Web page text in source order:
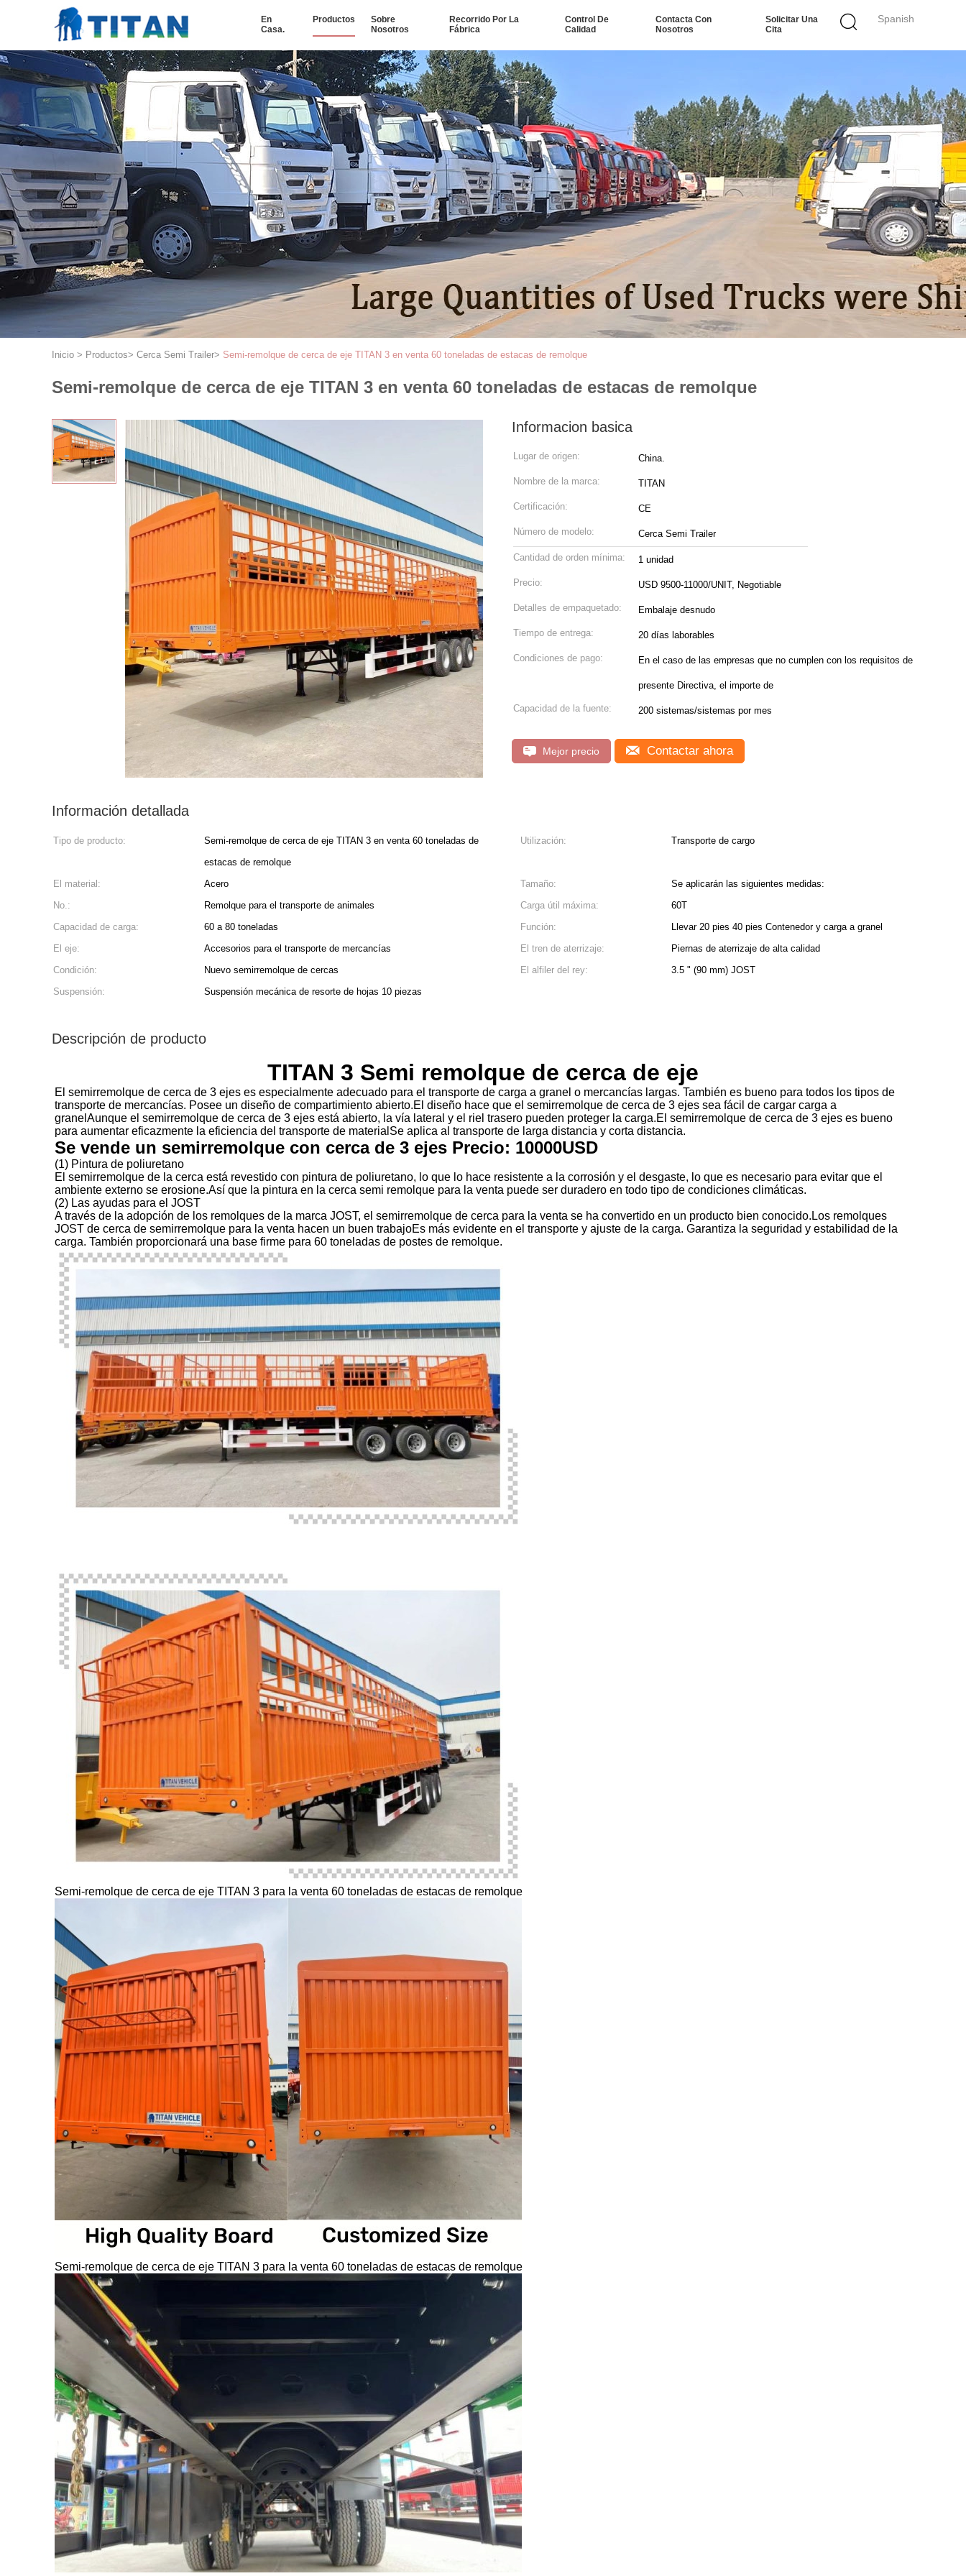
Spanish
En
Casa.
Productos
Sobre
Nosotros
Recorrido Por La
Fábrica
Control De
Calidad
Contacta Con
Nosotros
Solicitar Una
Cita
Inicio > Productos> Cerca Semi Trailer> Semi-remolque de cerca de eje TITAN 3 en venta 60 toneladas de estacas de remolque
Semi-remolque de cerca de eje TITAN 3 en venta 60 toneladas de estacas de remolque
Informacion basica
Lugar de origen: China.
Nombre de la marca: TITAN
Certificación: CE
Número de modelo: Cerca Semi Trailer
Cantidad de orden mínima: 1 unidad
Precio: USD 9500-11000/UNIT, Negotiable
Detalles de empaquetado: Embalaje desnudo
Tiempo de entrega: 20 días laborables
Condiciones de pago: En el caso de las empresas que no cumplen con los requisitos de la
presente Directiva, el importe de
Capacidad de la fuente: 200 sistemas/sistemas por mes
Mejor precio Contactar ahora
Información detallada
Tipo de producto:
Semi-remolque de cerca de eje TITAN 3 en venta 60 toneladas de
estacas de remolque
Utilización: Transporte de cargo
El material: Acero Tamaño:
Se aplicarán las siguientes medidas:
No.:
Remolque para el transporte de animales Carga útil máxima:
60T
Capacidad de carga:
60 a 80 toneladas Función:
Llevar 20 pies 40 pies Contenedor y carga a granel
El eje:
Accesorios para el transporte de mercancías El tren de aterrizaje:
Piernas de aterrizaje de alta calidad
Condición:
Nuevo semirremolque de cercas El alfiler del rey:
3.5 " (90 mm) JOST
Suspensión:
Suspensión mecánica de resorte de hojas 10 piezas
Descripción de producto
TITAN 3 Semi remolque de cerca de eje
El semirremolque de cerca de 3 ejes es especialmente adecuado para el transporte de carga a granel o mercancías largas. También es bueno para todos los tipos de
transporte de mercancías. Posee un diseño de compartimiento abierto.El diseño hace que el semirremolque de cerca de 3 ejes sea fácil de cargar carga a
granelAunque el semirremolque de cerca de 3 ejes está abierto, la vía lateral y el riel trasero pueden proteger la carga.El semirremolque de cerca de 3 ejes es bueno
para aumentar eficazmente la eficiencia del transporte de materialSe aplica al transporte de larga distancia y corta distancia.
Se vende un semirremolque con cerca de 3 ejes Precio: 10000USD
(1) Pintura de poliuretano
El semirremolque de la cerca está revestido con pintura de poliuretano, lo que lo hace resistente a la corrosión y el desgaste, lo que es necesario para evitar que el
ambiente externo se erosione.Así que la pintura en la cerca semi remolque para la venta puede ser duradero en todo tipo de condiciones climáticas.
(2) Las ayudas para el JOST
A través de la adopción de los remolques de la marca JOST, el semirremolque de cerca para la venta se ha convertido en un producto bien conocido.Los remolques
JOST de cerca de semirremolque para la venta hacen un buen trabajoEs más evidente en el transporte y ajuste de la carga. Garantiza la seguridad y estabilidad de la
carga. También proporcionará una base firme para 60 toneladas de postes de remolque.
Semi-remolque de cerca de eje TITAN 3 para la venta 60 toneladas de estacas de remolque
Semi-remolque de cerca de eje TITAN 3 para la venta 60 toneladas de estacas de remolque